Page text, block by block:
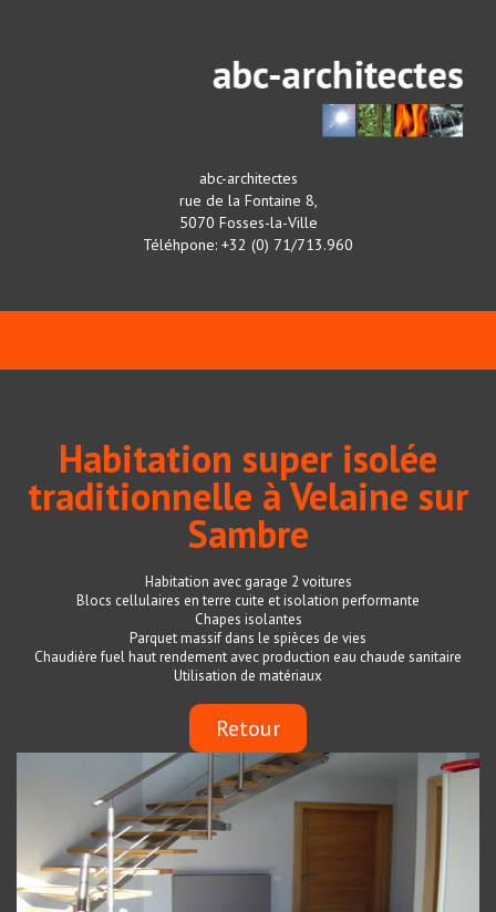
abc-architectes
rue de la Fontaine 8,
5070 Fosses-la-Ville
Téléhpone: +32 (0) 71/713.960
Habitation super isolée
traditionnelle à Velaine sur
Sambre
Habitation avec garage 2 voitures
Blocs cellulaires en terre cuite et isolation performante
Chapes isolantes
Parquet massif dans le spièces de vies
Chaudière fuel haut rendement avec production eau chaude sanitaire
Utilisation de matériaux
Retour